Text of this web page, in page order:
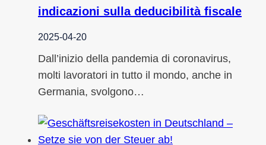
indicazioni sulla deducibilità fiscale
2025-04-20
Dall’inizio della pandemia di coronavirus,
molti lavoratori in tutto il mondo, anche in
Germania, svolgono…